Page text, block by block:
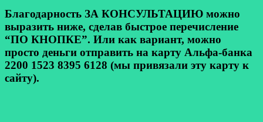
Благодарность ЗА КОНСУЛЬТАЦИЮ можно
выразить ниже, сделав быстрое перечисление
“ПО КНОПКЕ”. Или как вариант, можно
просто деньги отправить на карту Альфа-банка
2200 1523 8395 6128 (мы привязали эту карту к
сайту).